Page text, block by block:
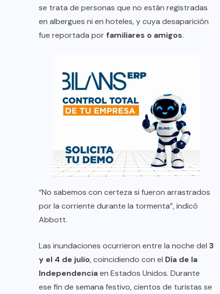
se trata de personas que no están registradas
en albergues ni en hoteles, y cuya desaparición
fue reportada por familiares o amigos.
“No sabemos con certeza si fueron arrastrados
por la corriente durante la tormenta”, indicó
Abbott.
Las inundaciones ocurrieron entre la noche del 3
y el 4 de julio, coincidiendo con el Día de la
Independenciaen Estados Unidos. Durante
ese fin de semana festivo, cientos de turistas se